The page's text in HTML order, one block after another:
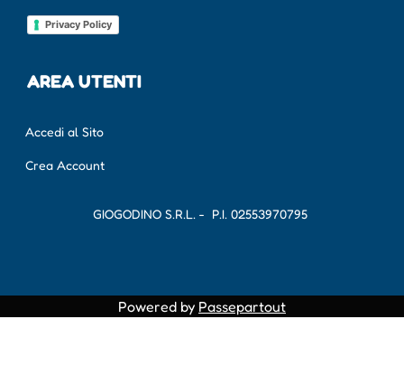
Privacy Policy
AREA UTENTI
Accedi al Sito
Crea Account
GIOGODINO S.R.L. - P.I. 02553970795
Powered by Passepartout